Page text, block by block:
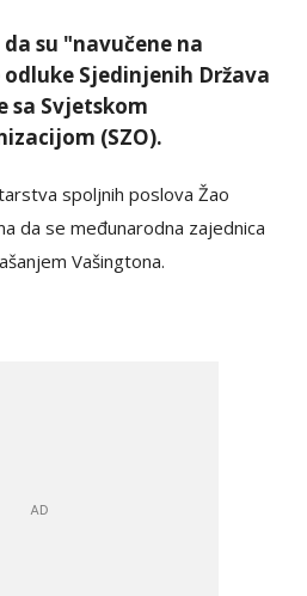
su "navučene na
Sjedinjenih Država
sa Svjetskom
(SZO).
spoljnih poslova Žao
da se međunarodna zajednica
Vašingtona.